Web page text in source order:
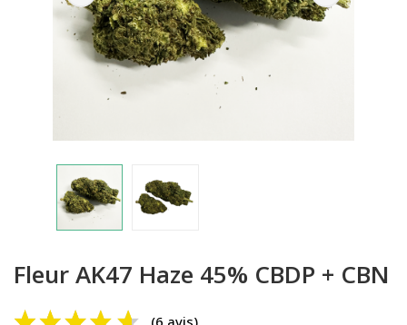
Fleur AK47 Haze 45% CBDP + CBN